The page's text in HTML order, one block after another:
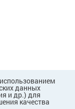
данных
и др.) для
качества